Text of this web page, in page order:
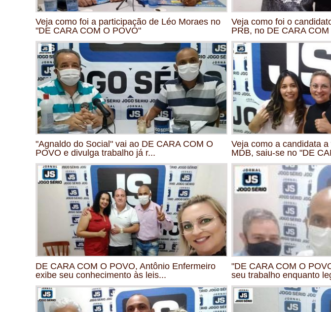
Veja como foi a participação de Léo Moraes no
"DE CARA COM O POVO"
Veja como foi o
PRB, no DE CARA COM
"Agnaldo do Social" vai ao DE CARA COM O
POVO e divulga trabalho já r...
Veja como a candidata
MDB, saiu-se no "DE
DE CARA COM O POVO, Antônio Enfermeiro
exibe seu conhecimento às leis...
"DE CARA COM O
seu trabalho enquanto